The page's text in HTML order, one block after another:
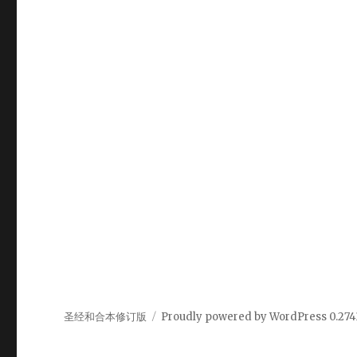
圣经和合本修订版 Proudly powered by WordPress